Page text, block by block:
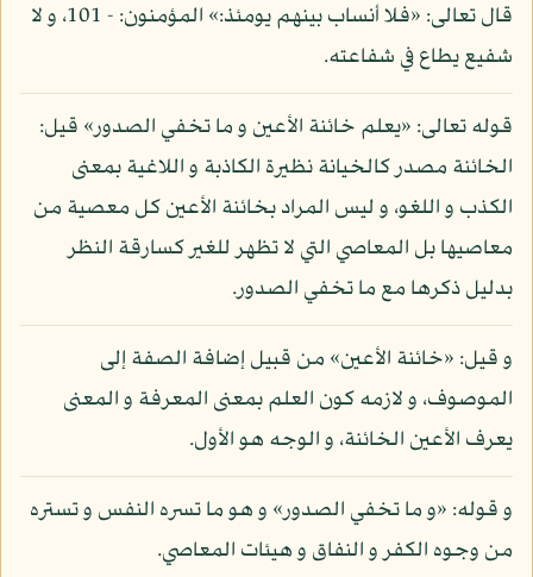
قال تعالى: «فلا أنساب بينهم يومئذ:» المؤمنون: - 101، و لا
شفيع يطاع في شفاعته.
قوله تعالى: «يعلم خائنة الأعين و ما تخفي الصدور» قيل:
الخائنة مصدر كالخيانة نظيرة الكاذبة و اللاغية بمعنى
الكذب و اللغو، و ليس المراد بخائنة الأعين كل معصية من
معاصيها بل المعاصي التي لا تظهر للغير كسارقة النظر
بدليل ذكرها مع ما تخفي الصدور.
و قيل: «خائنة الأعين» من قبيل إضافة الصفة إلى
الموصوف، و لازمه كون العلم بمعنى المعرفة و المعنى
يعرف الأعين الخائنة، و الوجه هو الأول.
و قوله: «و ما تخفي الصدور» و هو ما تسره النفس و تستره
من وجوه الكفر و النفاق و هيئات المعاصي.